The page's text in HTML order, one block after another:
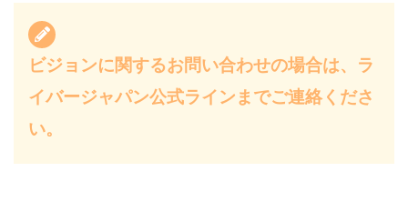
ビジョンに関するお問い合わせの場合は、ラ
イバージャパン公式ラインまでご連絡くださ
い。